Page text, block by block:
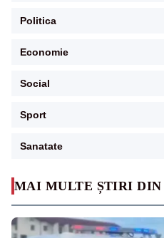
MAI MULTE ȘTIRI DIN
Politica
Economie
Social
Sport
Sanatate